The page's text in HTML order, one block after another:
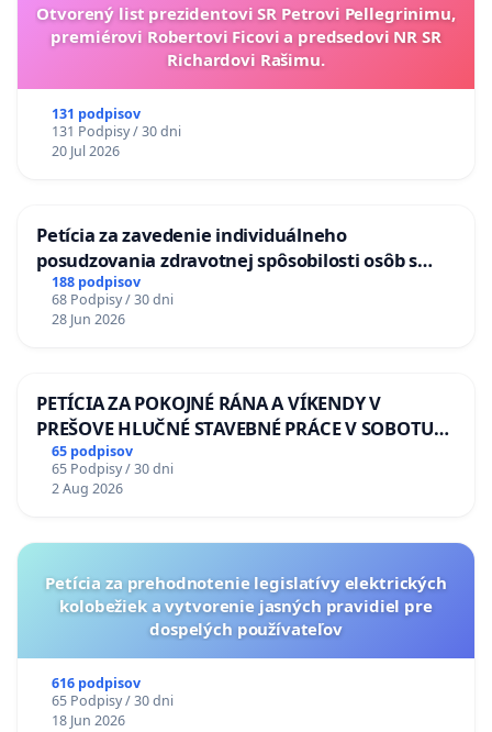
Otvorený list prezidentovi SR Petrovi Pellegrinimu,
premiérovi Robertovi Ficovi a predsedovi NR SR
Richardovi Rašimu.
131 podpisov
131 Podpisy / 30 dni
20 Jul 2026
Petícia za zavedenie individuálneho
posudzovania zdravotnej spôsobilosti osôb s
diabetom 1. a 2. typu pri prijímaní do
Policajného zboru SR
188 podpisov
68 Podpisy / 30 dni
28 Jun 2026
PETÍCIA ZA POKOJNÉ RÁNA A VÍKENDY V
PREŠOVE HLUČNÉ STAVEBNÉ PRÁCE V SOBOTU
LEN OD 9.00 DO 13.00 HOD., CEZ PRACOVNÝ
TÝŽDEŇ CIEĽ 8.00 – 18.00 HOD. A PRAVIDELNÁ
KONTROLA STAVBY C-AREA NA
65 podpisov
65 Podpisy / 30 dni
2 Aug 2026
Petícia za prehodnotenie legislatívy elektrických
kolobežiek a vytvorenie jasných pravidiel pre
dospelých používateľov
616 podpisov
65 Podpisy / 30 dni
18 Jun 2026